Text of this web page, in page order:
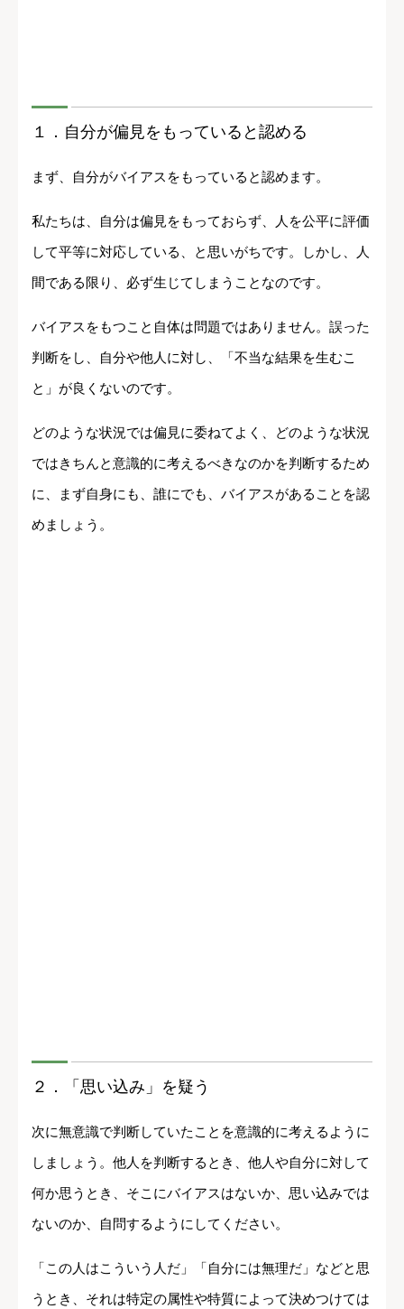
１． 自分が偏見をもっていると認める
まず、自分がバイアスをもっていると認めます。
私たちは、自分は偏見をもっておらず、人を公平に評価
して平等に対応している、と思いがちです。しかし、人
間である限り、必ず生じてしまうことなのです。
バイアスをもつこと自体は問題ではありません。誤った
判断をし、自分や他人に対し、「不当な結果を生むこ
と」が良くないのです。
どのような状況では偏見に委ねてよく、どのような状況
ではきちんと意識的に考えるべきなのかを判断するため
に、まず自身にも、誰にでも、バイアスがあることを認
めましょう。
２． 「思い込み」を疑う
次に無意識で判断していたことを意識的に考えるように
しましょう。他人を判断するとき、他人や自分に対して
何か思うとき、そこにバイアスはないか、思い込みでは
ないのか、自問するようにしてください。
「この人はこういう人だ」「自分には無理だ」などと思
うとき、それは特定の属性や特質によって決めつけては